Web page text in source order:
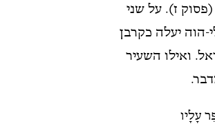
ז). על שני
הוה יעלה כקרבן
ואילו השעיר
עָלָיו